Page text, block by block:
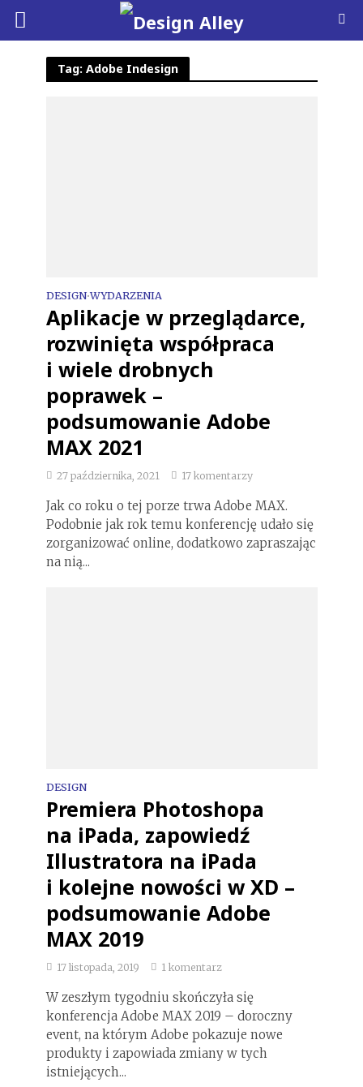
Tag: Adobe Indesign
DESIGN•WYDARZENIA
Aplikacje w przeglądarce,
rozwinięta współpraca
i wiele drobnych
poprawek –
podsumowanie Adobe
MAX 2021
27 października, 2021 17 komentarzy
Jak co roku o tej porze trwa Adobe MAX.
Podobnie jak rok temu konferencję udało się
zorganizować online, dodatkowo zapraszając
na nią...
DESIGN
Premiera Photoshopa
na iPada, zapowiedź
Illustratora na iPada
i kolejne nowości w XD –
podsumowanie Adobe
MAX 2019
17 listopada, 2019 1 komentarz
W zeszłym tygodniu skończyła się
konferencja Adobe MAX 2019 – doroczny
event, na którym Adobe pokazuje nowe
produkty i zapowiada zmiany w tych
istniejących...